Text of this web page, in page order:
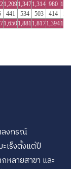
1,2091,3471,314 980
441 534 503 414
1,6501,881 1,8171,394
ลงกรณ์
เร็งตั้งแต่ปี
ลายสาขา และ